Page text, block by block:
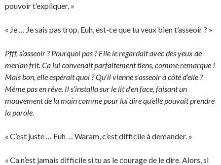
pouvoir t’expliquer. »
« Je … Je sais pas trop. Euh, est-ce que tu veux bien t’asseoir ? »
Pfff, s’asseoir ? Pourquoi pas ? Elle le regardait avec des yeux de
merlan frit. Ca lui convenait parfaitement tiens, comme remarque !
Mais bon, elle espérait quoi ? Qu’il vienne s’asseoir à côté d’elle ?
Même pas en rêve. Il s’installa sur le lit d’en face, faisant un
mouvement de la main comme pour lui dire qu’elle pouvait prendre
la parole.
« C’est juste … Euh … Waram, c’est difficile à demander. »
« Ca n’est jamais difficile si tu as le courage de le dire. Alors, si